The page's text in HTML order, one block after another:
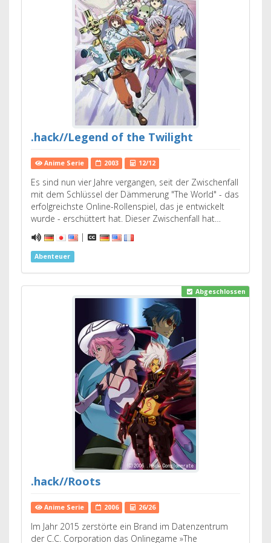
.hack//Legend of the Twilight
Anime Serie 2003 12/12
Es sind nun vier Jahre vergangen, seit der Zwischenfall
mit dem Schlüssel der Dämmerung "The World" - das
erfolgreichste Online-Rollenspiel, das je entwickelt
wurde - erschüttert hat. Dieser Zwischenfall hat…
|
Abenteuer
Abgeschlossen
.hack//Roots
Anime Serie 2006 26/26
Im Jahr 2015 zerstörte ein Brand im Datenzentrum
der C.C. Corporation das Onlinegame »The